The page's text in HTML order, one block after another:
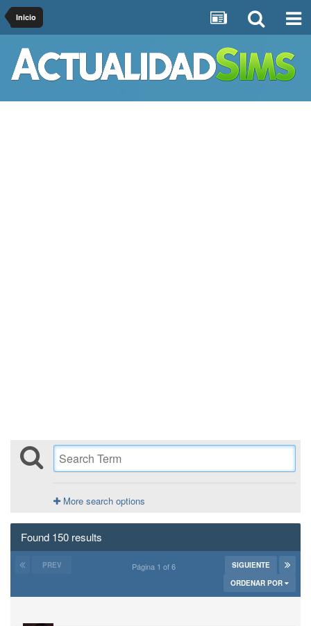
Inicio
More search options
Found 150 results
PREV SIGUIENTE
Página 1 of 6
ORDENAR POR